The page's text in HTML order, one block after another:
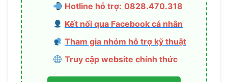
Hotline hỗ trợ: 0828.470.318
Kết nối qua Facebook cá nhân
Tham gia nhóm hỗ trợ kỹ thuật
Truy cập website chính thức